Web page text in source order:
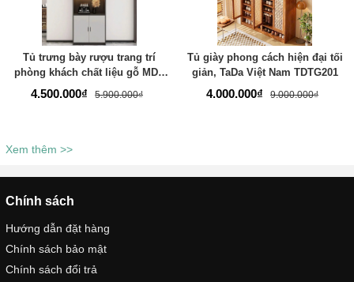
Tủ trưng bày rượu trang trí
phòng khách chất liệu gỗ MDF
thương hiệu TADA - TDTR601
4.500.000₫ 5.900.000₫
Tủ giày phong cách hiện đại tối
giản, TaDa Việt Nam TDTG201
4.000.000₫ 9.000.000₫
Xem thêm >>
Chính sách
Hướng dẫn đặt hàng
Chính sách bảo mật
Chính sách đổi trả